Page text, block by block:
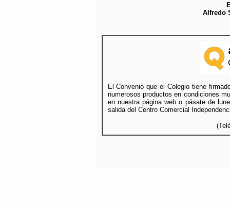
Alfredo
El Convenio que el Colegio tiene
numerosos productos en condiciones
en nuestra página web o pásate de
salida del Centro Comercial